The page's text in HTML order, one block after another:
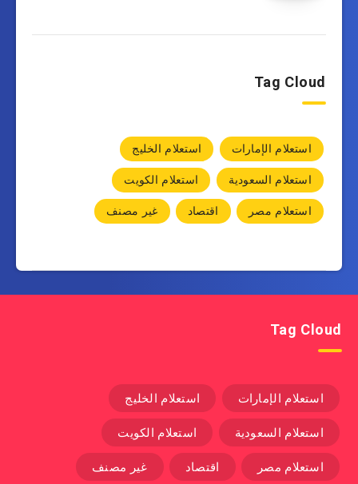
Tag Cloud
استعلام الإمارات
استعلام الخليج
استعلام السعودية
استعلام الكويت
استعلام مصر
اقتصاد غير مصنف
Tag Cloud
استعلام الإمارات استعلام الخليج
استعلام السعودية استعلام الكويت
استعلام مصر اقتصاد غير مصنف